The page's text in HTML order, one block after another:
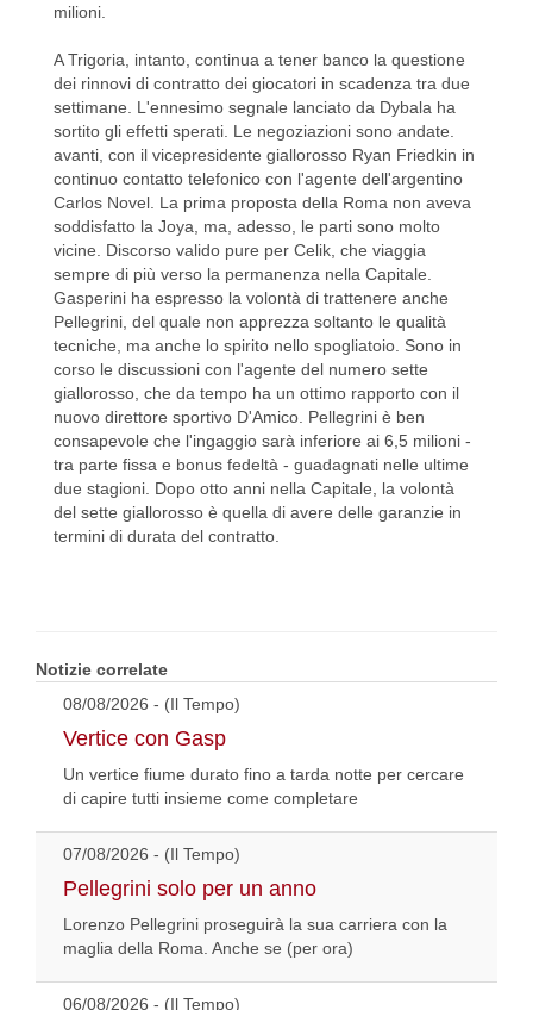
milioni.
A Trigoria, intanto, continua a tener banco la questione
dei rinnovi di contratto dei giocatori in scadenza tra due
settimane. L'ennesimo segnale lanciato da Dybala ha
sortito gli effetti sperati. Le negoziazioni sono andate.
avanti, con il vicepresidente giallorosso Ryan Friedkin in
continuo contatto telefonico con l'agente dell'argentino
Carlos Novel. La prima proposta della Roma non aveva
soddisfatto la Joya, ma, adesso, le parti sono molto
vicine. Discorso valido pure per Celik, che viaggia
sempre di più verso la permanenza nella Capitale.
Gasperini ha espresso la volontà di trattenere anche
Pellegrini, del quale non apprezza soltanto le qualità
tecniche, ma anche lo spirito nello spogliatoio. Sono in
corso le discussioni con l'agente del numero sette
giallorosso, che da tempo ha un ottimo rapporto con il
nuovo direttore sportivo D'Amico. Pellegrini è ben
consapevole che l'ingaggio sarà inferiore ai 6,5 milioni -
tra parte fissa e bonus fedeltà - guadagnati nelle ultime
due stagioni. Dopo otto anni nella Capitale, la volontà
del sette giallorosso è quella di avere delle garanzie in
termini di durata del contratto.
Notizie correlate
08/08/2026 - (Il Tempo)
Vertice con Gasp
Un vertice fiume durato fino a tarda notte per cercare
di capire tutti insieme come completare
07/08/2026 - (Il Tempo)
Pellegrini solo per un anno
Lorenzo Pellegrini proseguirà la sua carriera con la
maglia della Roma. Anche se (per ora)
06/08/2026 - (Il Tempo)